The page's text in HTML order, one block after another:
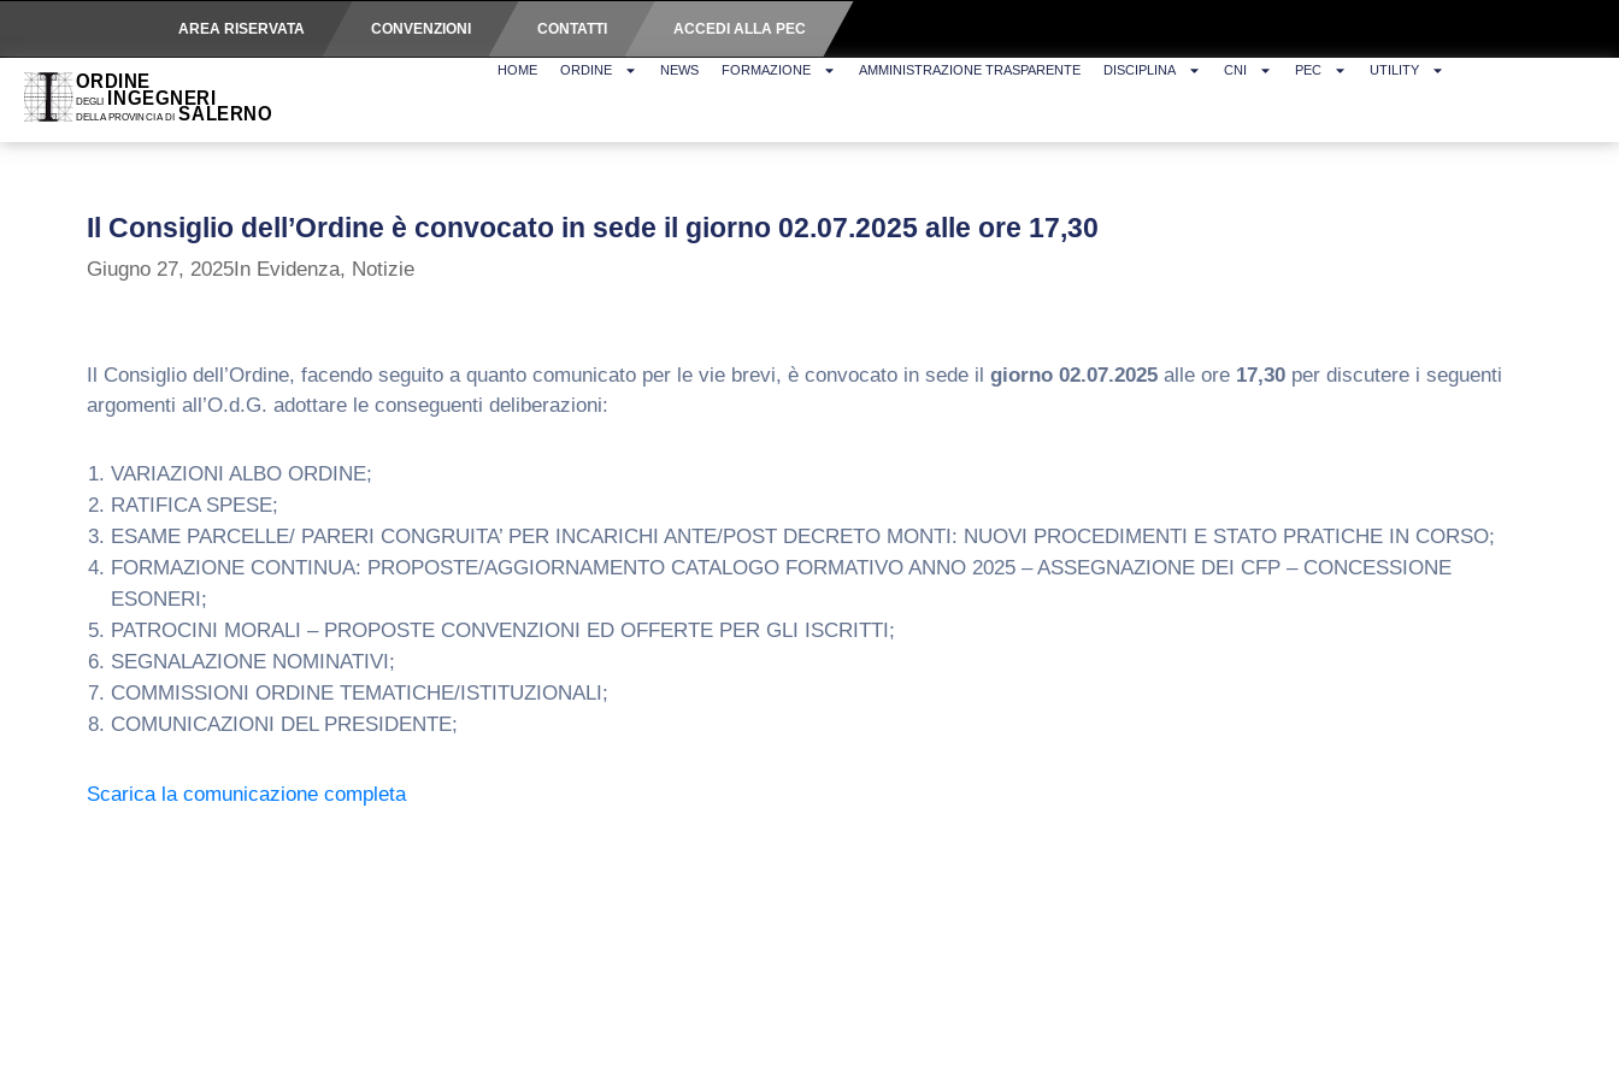
AREA RISERVATA CONVENZIONI CONTATTI ACCEDI ALLA PEC
HOME ORDINE NEWS FORMAZIONE AMMINISTRAZIONE TRASPARENTE DISCIPLINA CNI PEC UTILITY
Il Consiglio dell’Ordine è convocato in sede il giorno 02.07.2025 alle ore 17,30
Giugno 27, 2025In Evidenza, Notizie
Il Consiglio dell’Ordine, facendo seguito a quanto comunicato per le vie brevi, è convocato in sede il giorno 02.07.2025 alle ore 17,30 per discutere i seguenti
argomenti all’O.d.G. adottare le conseguenti deliberazioni:
VARIAZIONI ALBO ORDINE;
RATIFICA SPESE;
ESAME PARCELLE/ PARERI CONGRUITA’ PER INCARICHI ANTE/POST DECRETO MONTI: NUOVI PROCEDIMENTI E STATO PRATICHE IN CORSO;
FORMAZIONE CONTINUA: PROPOSTE/AGGIORNAMENTO CATALOGO FORMATIVO ANNO 2025 – ASSEGNAZIONE DEI CFP – CONCESSIONE
ESONERI;
PATROCINI MORALI – PROPOSTE CONVENZIONI ED OFFERTE PER GLI ISCRITTI;
SEGNALAZIONE NOMINATIVI;
COMMISSIONI ORDINE TEMATICHE/ISTITUZIONALI;
COMUNICAZIONI DEL PRESIDENTE;
Scarica la comunicazione completa